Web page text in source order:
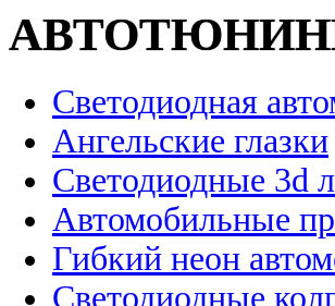
Светодиодная
Ангельские глазки
Светодиодные 3d
Автомобильные
Гибкий неон
Светодиодные